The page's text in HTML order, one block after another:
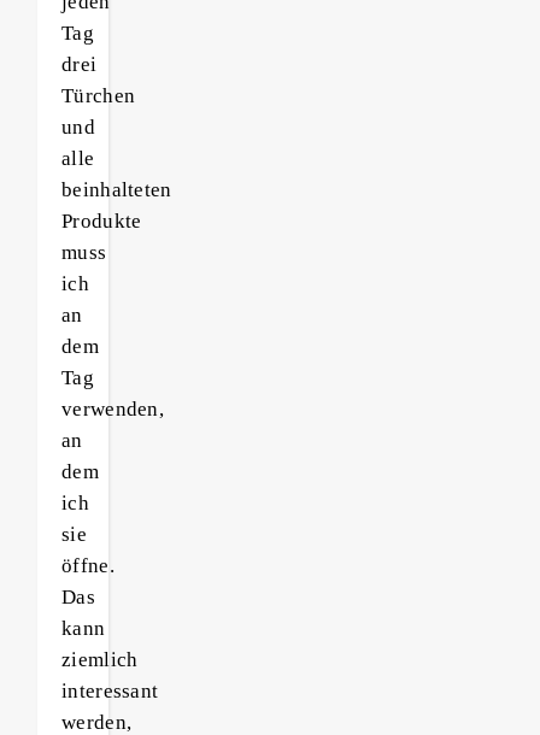
Tag
drei
Türchen
und
alle
beinhalteten
Produkte
muss
ich
an
dem
Tag
verwenden,
an
dem
ich
sie
öffne.
Das
kann
ziemlich
interessant
werden,